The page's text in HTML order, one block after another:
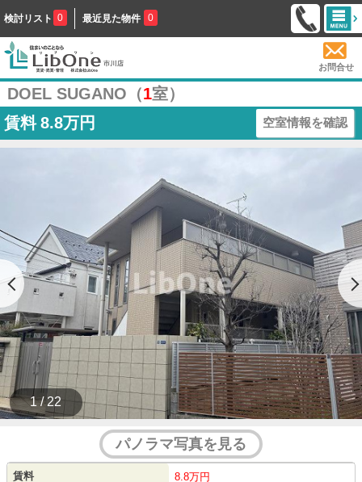
検討リスト 0 最近見た物件 0
お問合せ
DOEL SUGANO（1室）
賃料 8.8万円 空室情報を確認
1 / 22
パノラマ写真を見る
賃料 8.8万円